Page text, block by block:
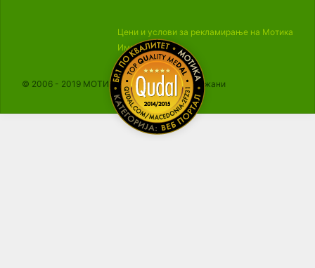
Цени и услови за рекламирање на Мотика
Импресум
© 2006 - 2019 МОТИКА, Сите права се задржани